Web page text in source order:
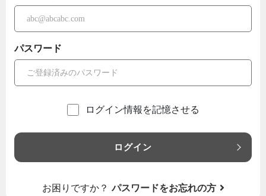
パスワード
ログイン情報を記憶させる
ログイン
お困りですか？ パスワードをお忘れの方